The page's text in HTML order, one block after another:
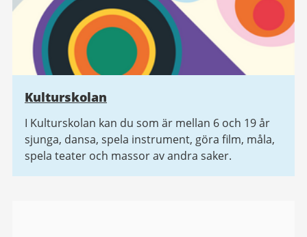
Kulturskolan
I Kulturskolan kan du som är mellan 6 och 19 år
sjunga, dansa, spela instrument, göra film, måla,
spela teater och massor av andra saker.